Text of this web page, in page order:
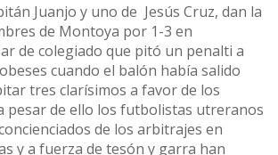
Juanjo y uno de Jesús Cruz, dan la
de Montoya por 1-3 en
de colegiado que pitó un penalti a
cuando el balón había salido
tres clarísimos a favor de los
pesar de ello los futbolistas utreranos
de los arbitrajes en
y a fuerza de tesón y garra han